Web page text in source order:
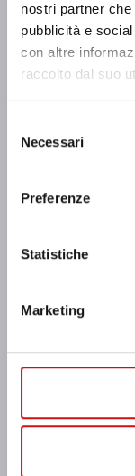
nostri partner
pubblicità e
con altre
raccolto dal suo
delNecessari
Preferenze
Statistiche
Marketing